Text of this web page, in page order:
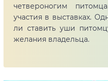
четвероногим
участия в выставках.
ли ставить уши
желания владельца.